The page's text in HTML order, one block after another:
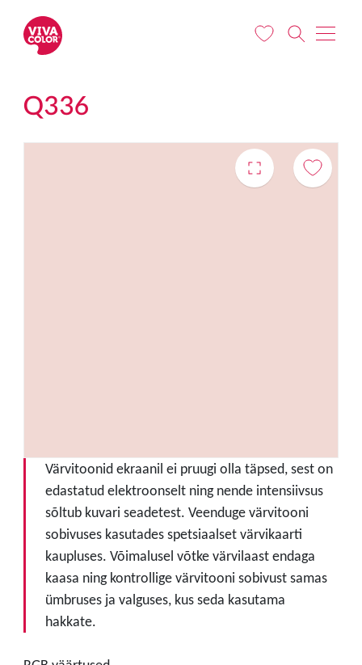
Q336
Värvitoonid ekraanil ei pruugi olla täpsed, sest on
edastatud elektroonselt ning nende intensiivsus
sõltub kuvari seadetest. Veenduge värvitooni
sobivuses kasutades spetsiaalset värvikaarti
kaupluses. Võimalusel võtke värvilaast endaga
kaasa ning kontrollige värvitooni sobivust samas
ümbruses ja valguses, kus seda kasutama
hakkate.